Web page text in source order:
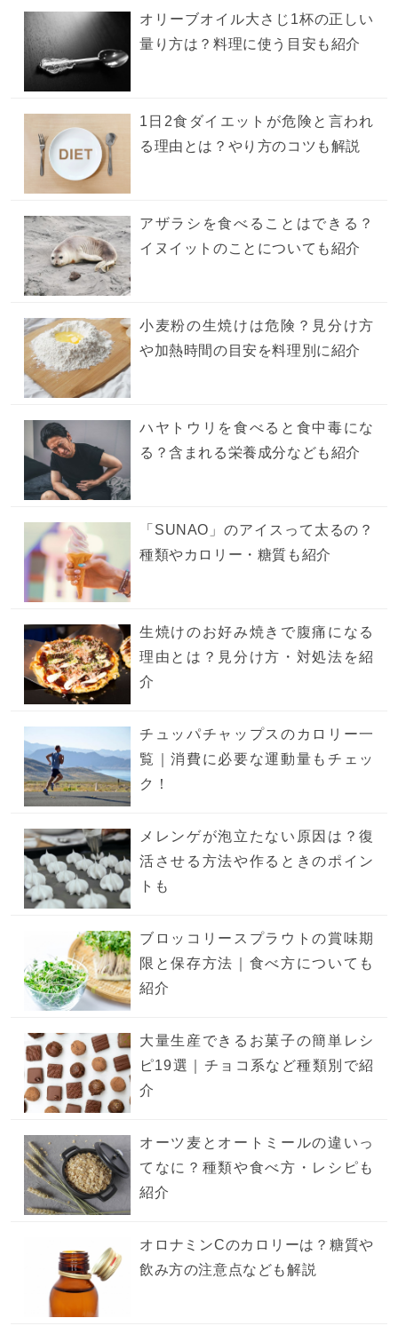
オリーブオイル大さじ1杯の正しい
量り方は？料理に使う目安も紹介
1日2食ダイエットが危険と言われ
る理由とは？やり方のコツも解説
アザラシを食べることはできる？
イヌイットのことについても紹介
小麦粉の生焼けは危険？見分け方
や加熱時間の目安を料理別に紹介
ハヤトウリを食べると食中毒にな
る？含まれる栄養成分なども紹介
「SUNAO」のアイスって太るの？
種類やカロリー・糖質も紹介
生焼けのお好み焼きで腹痛になる
理由とは？見分け方・対処法を紹
介
チュッパチャップスのカロリー一
覧｜消費に必要な運動量もチェッ
ク！
メレンゲが泡立たない原因は？復
活させる方法や作るときのポイン
トも
ブロッコリースプラウトの賞味期
限と保存方法｜食べ方についても
紹介
大量生産できるお菓子の簡単レシ
ピ19選｜チョコ系など種類別で紹
介
オーツ麦とオートミールの違いっ
てなに？種類や食べ方・レシピも
紹介
オロナミンCのカロリーは？糖質や
飲み方の注意点なども解説